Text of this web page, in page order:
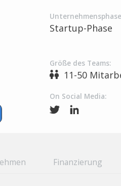
Startup-Phase
Größe des Teams:
11-50
On Social Media:
Finanzierung